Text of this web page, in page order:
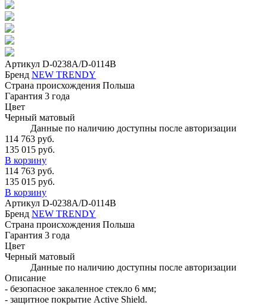
Артикул D-0238A/D-0114B
Бренд NEW TRENDY
Страна происхождения Польша
Гарантия 3 года
Цвет
Черный матовый
Данные по наличию доступны после авторизации
114 763 руб.
135 015 руб.
В корзину
114 763 руб.
135 015 руб.
В корзину
Артикул D-0238A/D-0114B
Бренд NEW TRENDY
Страна происхождения Польша
Гарантия 3 года
Цвет
Черный матовый
Данные по наличию доступны после авторизации
Описание
- безопасное закаленное стекло 6 мм;
- защитное покрытие Active Shield.